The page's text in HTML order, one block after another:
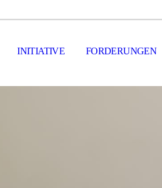
INITIATIVE FORDERUNGEN